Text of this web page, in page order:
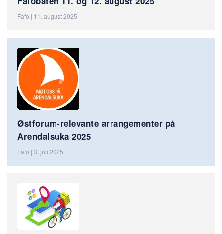
Fafo | 11. august 2025
Østforum-relevante arrangementer på
Arendalsuka 2025
Fafo | 3. juli 2025